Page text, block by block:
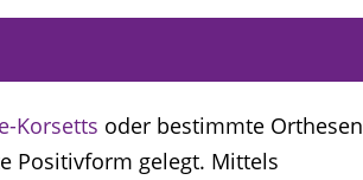
Korsetts oder bestimmte Orthesen
Positivform gelegt. Mittels